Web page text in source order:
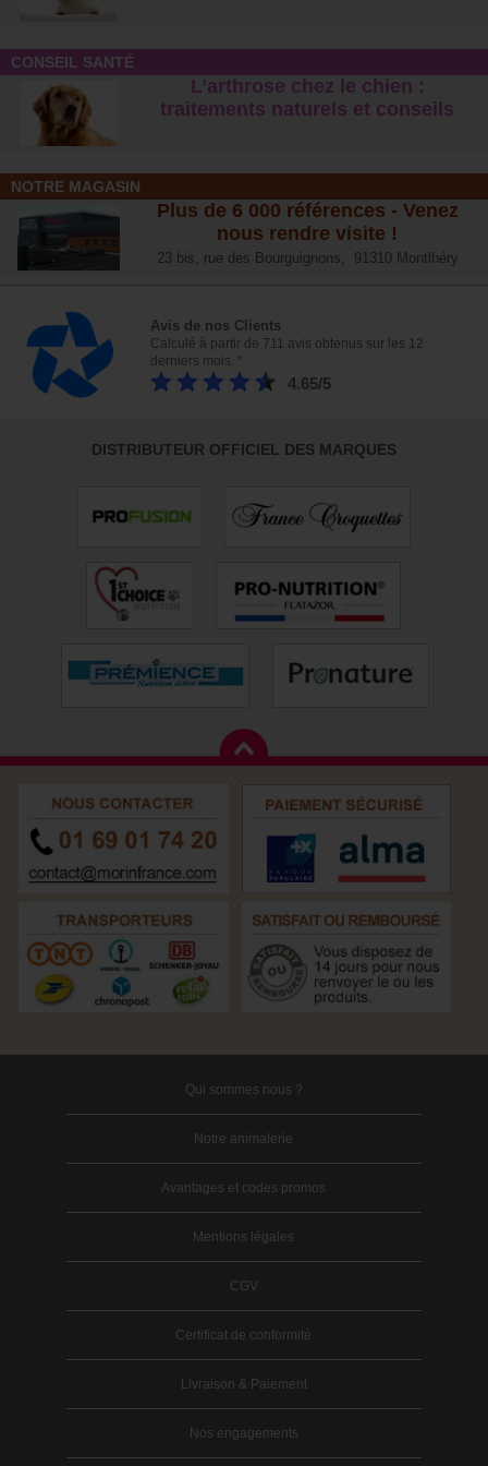
CONSEIL SANTÉ
L’arthrose chez le chien :
traitements naturels et conseil s
NOTRE MAGASIN
Plus de 6 000 références - Venez
nous rendre visite !
23 bis, rue des Bourguignons, 91310 Montlhéry
Avis de nos Clients
Calculé à partir de 711 avis obtenus sur les 12
derniers mois. *
4.65/5
DISTRIBUTEUR OFFICIEL DES MARQUES
Qui sommes nous ?
Notre animalerie
Avantages et codes promos
Mentions légales
CGV
Certificat de conformité
Livraison & Paiement
Nos engagements